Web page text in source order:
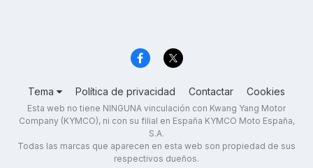
Tema Política de privacidad Contactar Cookies
Esta web no tiene NINGUNA vinculación con Kwang Yang Motor
Company (KYMCO), ni con su filial en España KYMCO Moto España,
S.A.
Todas las marcas que aparecen en esta web son propiedad de sus
respectivos dueños.